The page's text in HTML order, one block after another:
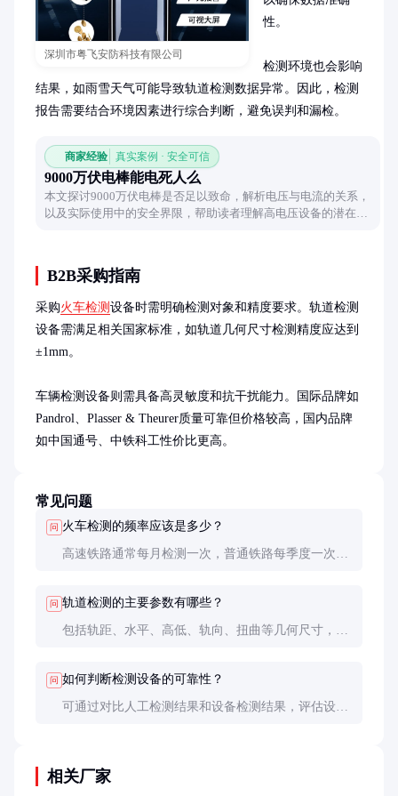
深圳市粤飞安防科技有限公司
性。
检测环境也会影响
结果，如雨雪天气可能导致轨道检测数据异常。因此，检测
报告需要结合环境因素进行综合判断，避免误判和漏检。
商家经验 真实案例 · 安全可信
9000万伏电棒能电死人么
本文探讨9000万伏电棒是否足以致命，解析电压与电流的关系，
以及实际使用中的安全界限，帮助读者理解高电压设备的潜在风
B2B采购指南
采购火车检测 设备时需明确检测对象和精度要求。轨道检测
设备需满足相关国家标准，如轨道几何尺寸检测精度应达到
±1mm。
车辆检测设备则需具备高灵敏度和抗干扰能力。国际品牌如
Pandrol、Plasser & Theurer质量可靠但价格较高，国内品牌
如中国通号、中铁科工性价比更高。
常见问题
问 火车检测的频率应该是多少？
高速铁路通常每月检测一次，普通铁路每季度一次。
问 轨道检测的主要参数有哪些？
包括轨距、水平、高低、轨向、扭曲等几何尺寸，以
问 如何判断检测设备的可靠性？
可通过对比人工检测结果和设备检测结果，评估设备
相关厂家